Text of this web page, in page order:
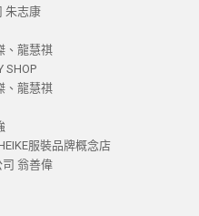
朱志康
、龍慧祺
SHOP
、龍慧祺
服裝品牌概念店
翁善偉